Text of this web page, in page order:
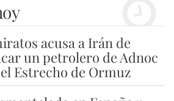
acusa a Irán de
un petrolero de Adnoc
Estrecho de Ormuz